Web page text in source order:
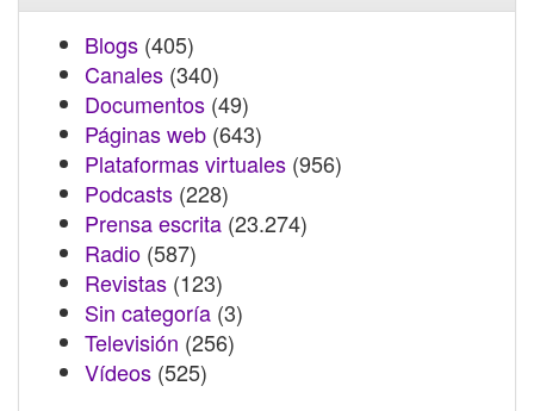
Blogs (405)
Canales (340)
Documentos (49)
Páginas web (643)
Plataformas virtuales (956)
Podcasts (228)
Prensa escrita (23.274)
Radio (587)
Revistas (123)
Sin categoría (3)
Televisión (256)
Vídeos (525)